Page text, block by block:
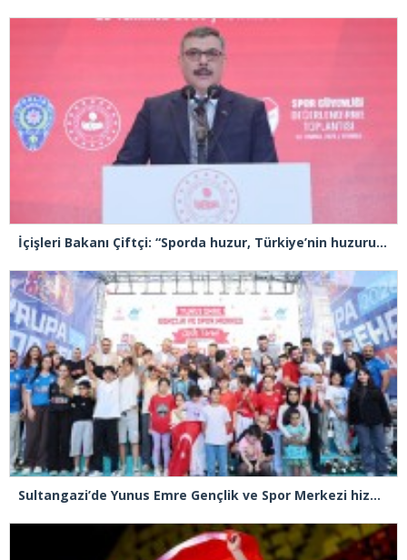
İçişleri Bakanı Çiftçi: “Sporda huzur, Türkiye’nin huzuru demektir”
Sultangazi’de Yunus Emre Gençlik ve Spor Merkezi hizmete açıldı